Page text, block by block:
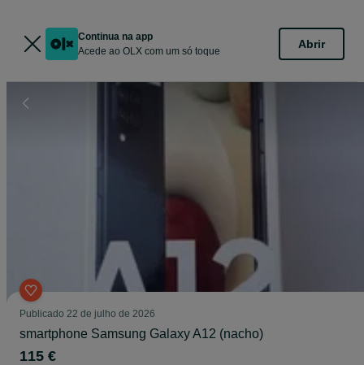
Continua na app
Acede ao OLX com um só toque
Abrir
Publicado 22 de julho de 2026
smartphone Samsung Galaxy A12 (nacho)
115 €